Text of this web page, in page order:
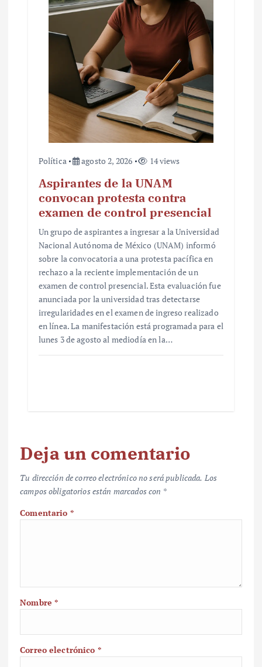
Política agosto 2, 2026 14 views
Aspirantes de la UNAM
convocan protesta contra
examen de control presencial
Un grupo de aspirantes a ingresar a la Universidad
Nacional Autónoma de México (UNAM) informó
sobre la convocatoria a una protesta pacífica en
rechazo a la reciente implementación de un
examen de control presencial. Esta evaluación fue
anunciada por la universidad tras detectarse
irregularidades en el examen de ingreso realizado
en línea. La manifestación está programada para el
lunes 3 de agosto al mediodía en la…
Deja un comentario
Tu dirección de correo electrónico no será publicada. Los
campos obligatorios están marcados con *
Comentario *
Nombre*
Correo electrónico *